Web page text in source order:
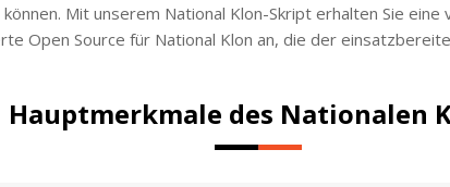
Mit unserem National Klon-Skript erhalten Sie
Open Source für National Klon an, die der
Hauptmerkmale des Nationalen